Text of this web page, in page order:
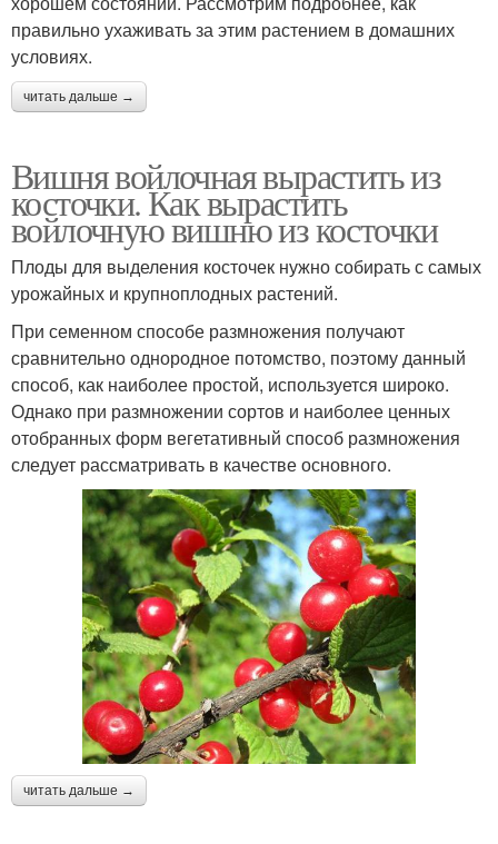
правильно ухаживать за этим растением в домашних
условиях.
читать дальше →
Вишня войлочная вырастить из
косточки. Как вырастить
войлочную вишню из косточки
Плоды для выделения косточек нужно собирать с самых
урожайных и крупноплодных растений.
При семенном способе размножения получают
сравнительно однородное потомство, поэтому данный
способ, как наиболее простой, используется широко.
Однако при размножении сортов и наиболее ценных
отобранных форм вегетативный способ размножения
следует рассматривать в качестве основного.
читать дальше →